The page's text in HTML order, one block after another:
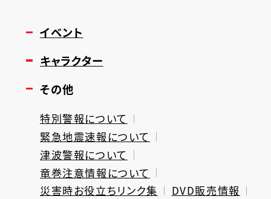
イベント
キャラクター
その他
特別警報について
緊急地震速報について
津波警報について
竜巻注意情報について
災害時お役立ちリンク集
DVD販売情報